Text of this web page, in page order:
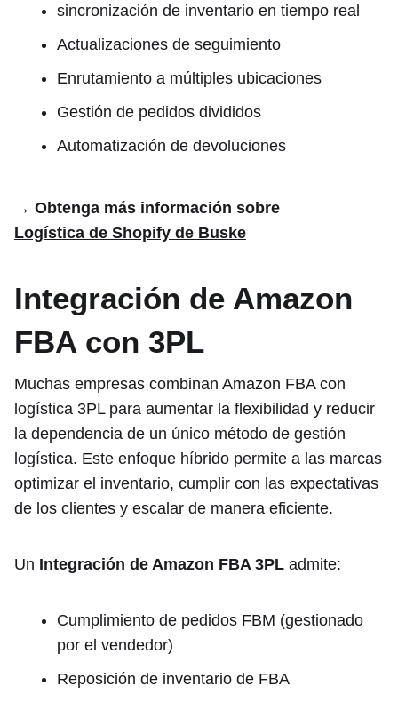
sincronización de inventario en tiempo real
Actualizaciones de seguimiento
Enrutamiento a múltiples ubicaciones
Gestión de pedidos divididos
Automatización de devoluciones
→ Obtenga más información sobre
Logística de Shopify de Buske
Integración de Amazon
FBA con 3PL
Muchas empresas combinan Amazon FBA con
logística 3PL para aumentar la flexibilidad y reducir
la dependencia de un único método de gestión
logística. Este enfoque híbrido permite a las marcas
optimizar el inventario, cumplir con las expectativas
de los clientes y escalar de manera eficiente.
Un Integración de Amazon FBA 3PL admite:
Cumplimiento de pedidos FBM (gestionado
por el vendedor)
Reposición de inventario de FBA